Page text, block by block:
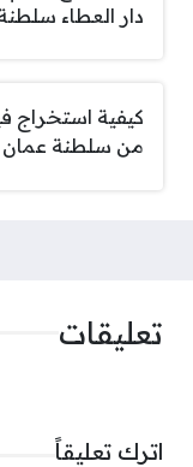
دار العطاء
كيفية استخراج
من سلطنة عمان 2026
تعليقات
اترك تعليقاً